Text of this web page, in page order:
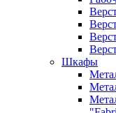
Шкафы